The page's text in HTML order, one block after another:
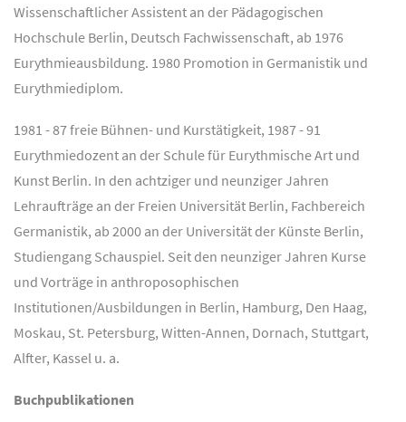
Wissenschaftlicher Assistent an der Pädagogischen
Hochschule Berlin, Deutsch Fachwissenschaft, ab 1976
Eurythmieausbildung. 1980 Promotion in Germanistik und
Eurythmiediplom.
1981 - 87 freie Bühnen- und Kurstätigkeit, 1987 - 91
Eurythmiedozent an der Schule für Eurythmische Art und
Kunst Berlin. In den achtziger und neunziger Jahren
Lehraufträge an der Freien Universität Berlin, Fachbereich
Germanistik, ab 2000 an der Universität der Künste Berlin,
Studiengang Schauspiel. Seit den neunziger Jahren Kurse
und Vorträge in anthroposophischen
Institutionen/Ausbildungen in Berlin, Hamburg, Den Haag,
Moskau, St. Petersburg, Witten-Annen, Dornach, Stuttgart,
Alfter, Kassel u. a.
Buchpublikationen